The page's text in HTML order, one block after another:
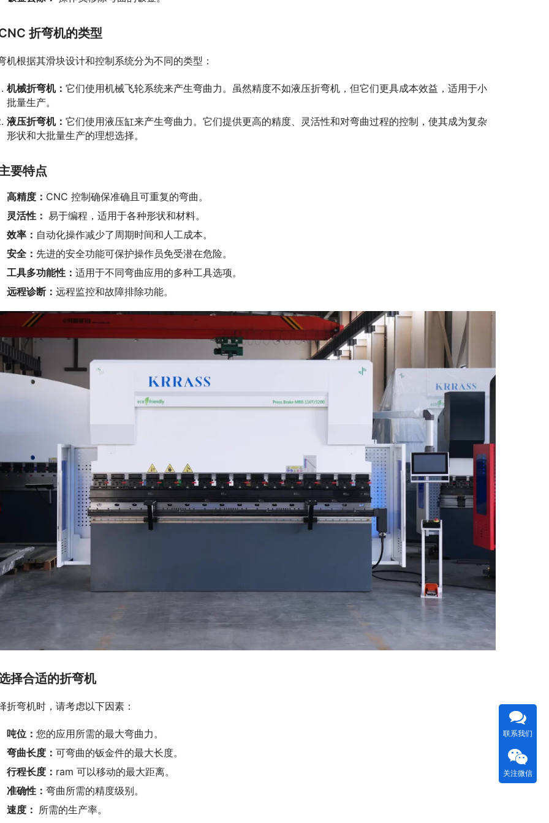
折弯机的类型
机根据其滑块设计和控制系统分为不同的类型：
机械折弯机： 它们使用机械飞轮系统来产生弯曲力。虽然精度不如液压折弯机，但它们更具成本效益，适用于小
批量生产。
液压折弯机： 它们使用液压缸来产生弯曲力。它们提供更高的精度、灵活性和对弯曲过程的控制，使其成为复杂
形状和大批量生产的理想选择。
要特点
高精度： CNC 控制确保准确且可重复的弯曲。
灵活性： 易于编程，适用于各种形状和材料。
效率： 自动化操作减少了周期时间和人工成本。
安全： 先进的安全功能可保护操作员免受潜在危险。
工具多功能性： 适用于不同弯曲应用的多种工具选项。
远程诊断： 远程监控和故障排除功能。
择合适的折弯机
折弯机时，请考虑以下因素：
吨位： 您的应用所需的最大弯曲力。
弯曲长度： 可弯曲的钣金件的最大长度。
行程长度： ram 可以移动的最大距离。
准确性： 弯曲所需的精度级别。
速度： 所需的生产率。
联系我们
关注微信